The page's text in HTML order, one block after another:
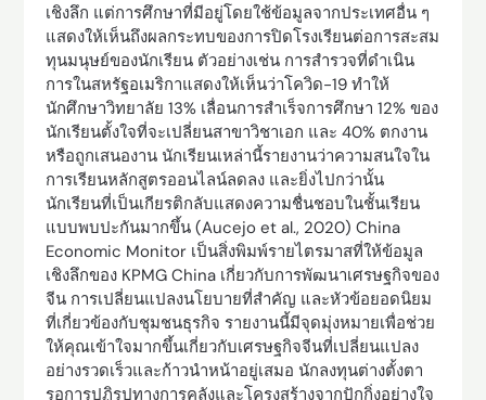
เชิงลึก แต่การศึกษาที่มีอยู่โดยใช้ข้อมูลจากประเทศอื่น ๆ
แสดงให้เห็นถึงผลกระทบของการปิดโรงเรียนต่อการสะสม
ทุนมนุษย์ของนักเรียน ตัวอย่างเช่น การสำรวจที่ดำเนิน
การในสหรัฐอเมริกาแสดงให้เห็นว่าโควิด-19 ทำให้
นักศึกษาวิทยาลัย 13% เลื่อนการสำเร็จการศึกษา 12% ของ
นักเรียนตั้งใจที่จะเปลี่ยนสาขาวิชาเอก และ 40% ตกงาน
หรือถูกเสนองาน นักเรียนเหล่านี้รายงานว่าความสนใจใน
การเรียนหลักสูตรออนไลน์ลดลง และยิ่งไปกว่านั้น
นักเรียนที่เป็นเกียรติกลับแสดงความชื่นชอบในชั้นเรียน
แบบพบปะกันมากขึ้น (Aucejo et al., 2020) China
Economic Monitor เป็นสิ่งพิมพ์รายไตรมาสที่ให้ข้อมูล
เชิงลึกของ KPMG China เกี่ยวกับการพัฒนาเศรษฐกิจของ
จีน การเปลี่ยนแปลงนโยบายที่สำคัญ และหัวข้อยอดนิยม
ที่เกี่ยวข้องกับชุมชนธุรกิจ รายงานนี้มีจุดมุ่งหมายเพื่อช่วย
ให้คุณเข้าใจมากขึ้นเกี่ยวกับเศรษฐกิจจีนที่เปลี่ยนแปลง
อย่างรวดเร็วและก้าวนำหน้าอยู่เสมอ นักลงทุนต่างตั้งตา
รอการปฏิรูปทางการคลังและโครงสร้างจากปักกิ่งอย่างใจ